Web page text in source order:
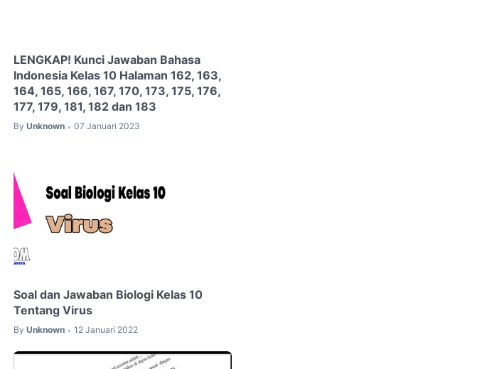
LENGKAP! Kunci Jawaban Bahasa
Indonesia Kelas 10 Halaman 162, 163,
164, 165, 166, 167, 170, 173, 175, 176,
177, 179, 181, 182 dan 183
By Unknown • 07 Januari 2023
Soal dan Jawaban Biologi Kelas 10
Tentang Virus
By Unknown • 12 Januari 2022